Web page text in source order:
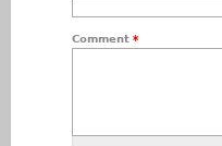
Comment *